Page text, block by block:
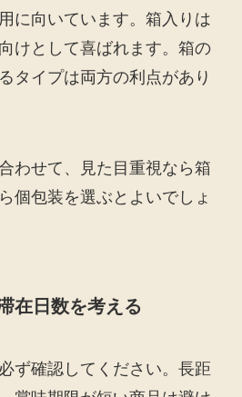
に向いています。箱入りは
けとして喜ばれます。箱の
タイプは両方の利点があり
わせて、見た目重視なら箱
個包装を選ぶとよいでしょ
在日数を考える
ず確認してください。長距